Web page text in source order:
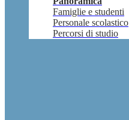
Famiglie e studenti
Personale scolastico
Percorsi di studio